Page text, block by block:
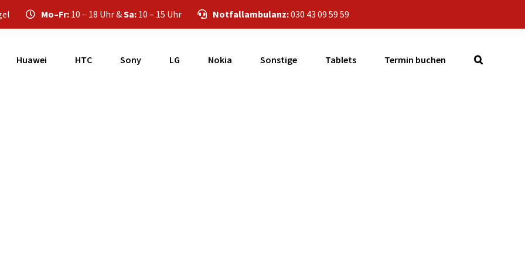
Mo–Fr: 10 – 18 Uhr &Sa: 10 – 15 Uhr Notfallambulanz:030 43 09 59 59
Huawei HTC Sony LG Nokia Sonstige Tablets Termin buchen